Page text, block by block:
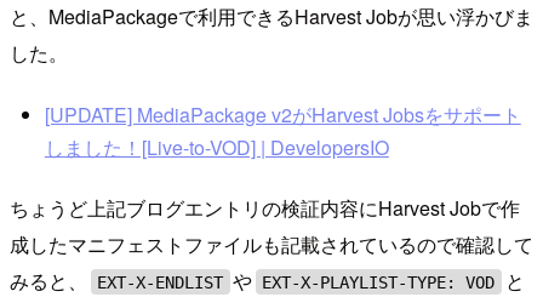
と、MediaPackageで利用できるHarvest Jobが思い浮かびま
した。
[UPDATE] MediaPackage v2がHarvest Jobsをサポート
しました！[Live-to-VOD] | DevelopersIO
ちょうど上記ブログエントリの検証内容にHarvest Jobで作
成したマニフェストファイルも記載されているので確認して
みると、
EXT-X-ENDLIST や EXT-X-PLAYLIST-TYPE: VOD
と